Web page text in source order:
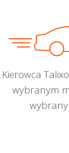
Kierowca
wybranym